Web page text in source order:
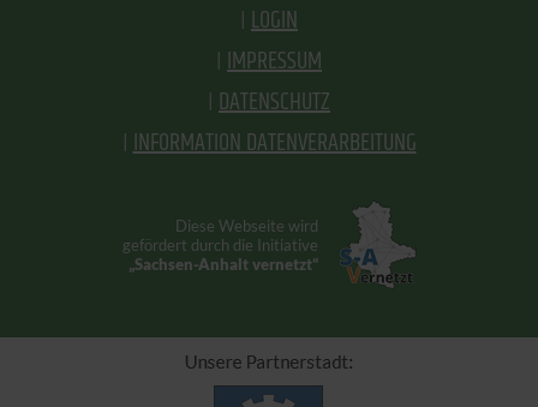
LOGIN
IMPRESSUM
DATENSCHUTZ
INFORMATION DATENVERARBEITUNG
Diese Webseite wird
gefördert durch die Initiative
„Sachsen-Anhalt vernetzt“